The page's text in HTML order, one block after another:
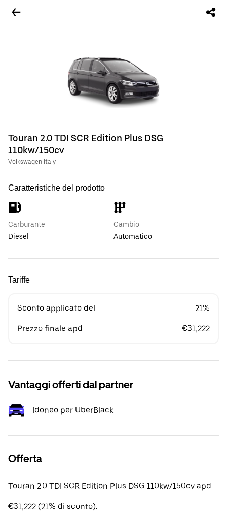
Touran 2.0 TDI SCR Edition Plus DSG
110kw/150cv
Volkswagen Italy
Caratteristiche del prodotto
Carburante
Diesel
Cambio
Automatico
Tariffe
Sconto applicato del 21%
Prezzo finale apd €31,222
Vantaggi offerti dal partner
Idoneo per UberBlack
Offerta
Touran 2.0 TDI SCR Edition Plus DSG 110kw/150cv apd
€31,222 (21% di sconto).